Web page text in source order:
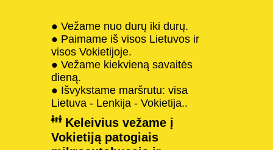
● Vežame nuo durų iki durų.
● Paimame iš visos Lietuvos ir
visos Vokietijoje.
● Vežame kiekvieną savaitės
dieną.
● Išvykstame maršrutu: visa
Lietuva - Lenkija - Vokietija..
Keleivius vežame į
Vokietiją patogiais